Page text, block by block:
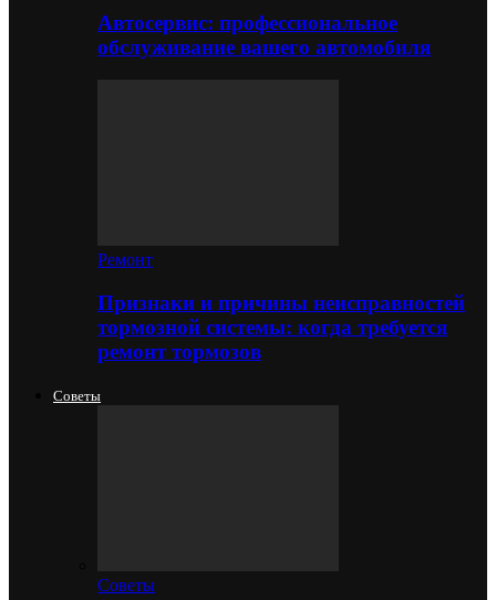
Автосервис: профессиональное
обслуживание вашего автомобиля
Ремонт
Признаки и причины неисправностей
тормозной системы: когда требуется
ремонт тормозов
Советы
Советы